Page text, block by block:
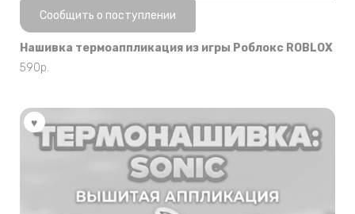
Нет в наличии
Сообщить о поступлении
Нашивка термоаппликация из игры Роблокс ROBLOX
590р.